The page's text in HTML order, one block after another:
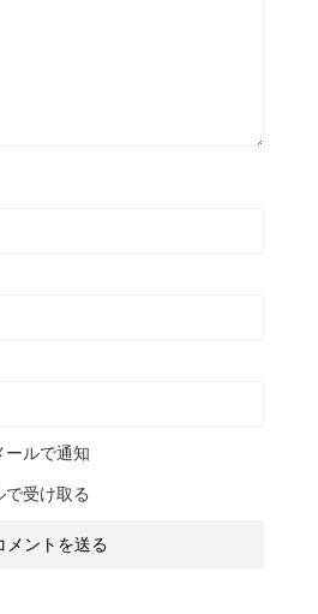
ールで通知
で受け取る